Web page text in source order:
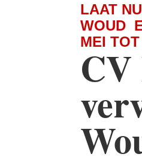
LAAT
WOUD
MEI